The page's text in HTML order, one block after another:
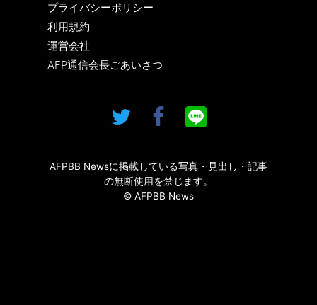
プライバシーポリシー
利用規約
運営会社
AFP通信会長ごあいさつ
AFPBB Newsに掲載している写真・見出し・記事
の無断使用を禁じます。
© AFPBB News